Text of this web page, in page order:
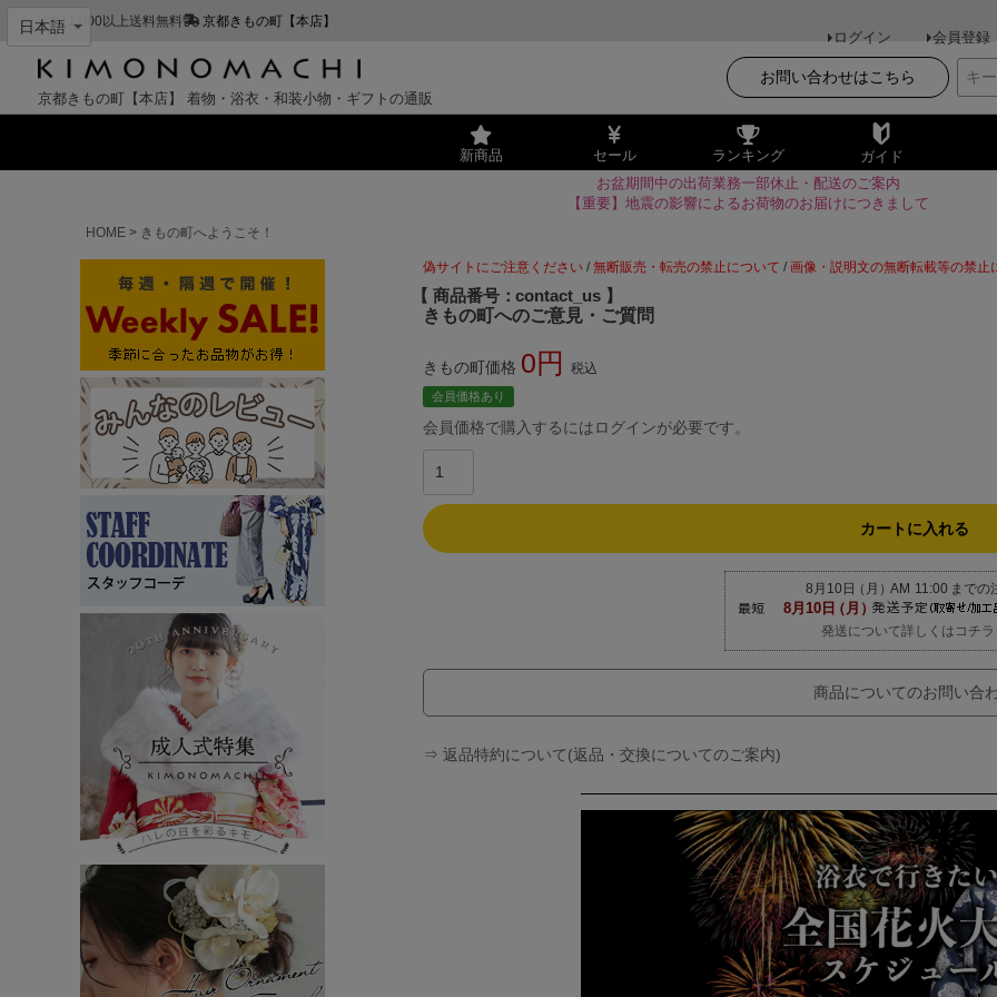
¥11,000以上送料無料 京都きもの町【本店】
ログイン 会員登録
京都きもの町【本店】 着物・浴衣・和装小物・ギフトの通販
お問い合わせはこちら
新商品 セール ランキング ガイド
お盆期間中の出荷業務一部休止・配送のご案内
【重要】地震の影響によるお荷物のお届けにつきまして
HOME
きもの町へようこそ！
偽サイトにご注意ください / 無断販売・転売の禁止について / 画像・説明文の無断転載等の禁止
商品番号 contact_us
きもの町へのご意見・ご質問
きもの町価格 0 税込
会員価格あり
会員価格で購入するにはログインが必要です。
カートに入れる
発送について詳しくはコチ
商品についてのお問い合
⇒ 返品特約について(返品・交換についてのご案内)